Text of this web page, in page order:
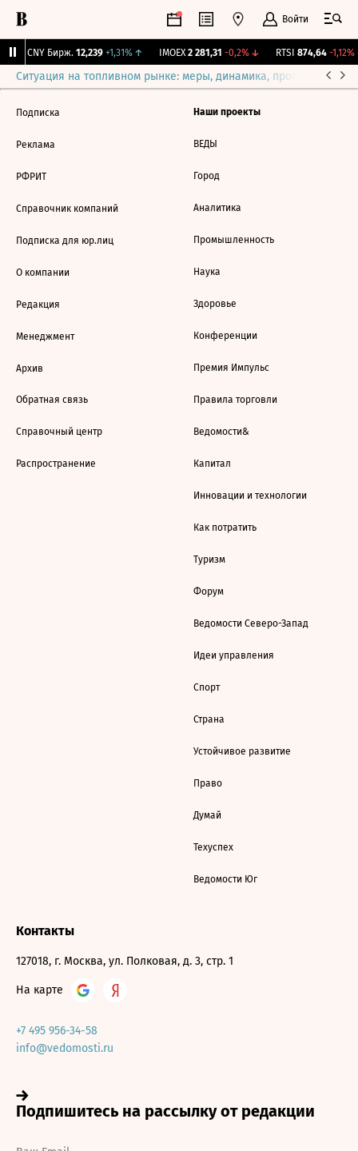
Войти
CNY Бирж. 12,239 +1,31%↑ IMOEX 2 281,31 -0,2%↓ RTSI 874,64 -1,12%
Ситуация на топливном рынке: меры, динамика, прогнозы
Подписка
Реклама
РФРИТ
Справочник компаний
Подписка для юр.лиц
О компании
Редакция
Менеджмент
Архив
Обратная связь
Справочный центр
Распространение
Наши проекты
ВЕДЫ
Город
Аналитика
Промышленность
Наука
Здоровье
Конференции
Премия Импульс
Правила торговли
Ведомости&
Капитал
Инновации и технологии
Как потратить
Туризм
Форум
Ведомости Северо-Запад
Идеи управления
Спорт
Страна
Устойчивое развитие
Право
Думай
Техуспех
Ведомости Юг
Контакты
127018, г. Москва, ул. Полковая, д. 3, стр. 1
На карте
+7 495 956-34-58
info@vedomosti.ru